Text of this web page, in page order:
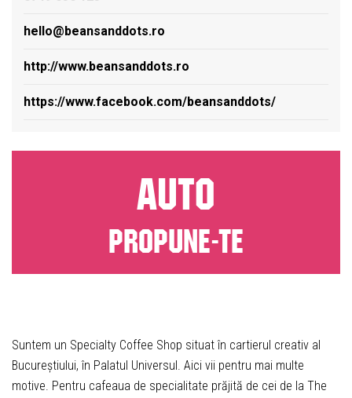
hello@beansanddots.ro
http://www.beansanddots.ro
https://www.facebook.com/beansanddots/
AUTO
PROPUNE-TE
Suntem un Specialty Coffee Shop situat în cartierul creativ al
Bucureștiului, în Palatul Universul. Aici vii pentru mai multe
motive. Pentru cafeaua de specialitate prăjită de cei de la The